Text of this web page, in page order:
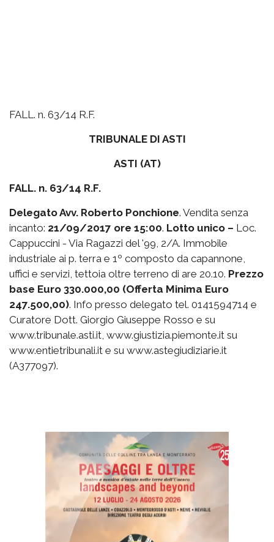
FALL. n. 63/14 R.F.
TRIBUNALE DI ASTI
ASTI (AT)
FALL. n. 63/14 R.F.
Delegato Avv. Roberto Ponchione. Vendita senza
incanto: 21/09/2017 ore 15:00. Lotto unico – Loc.
Cappuccini - Via Ragazzi del '99, 2/A. Immobile
industriale ai p. terra e 1º composto da capannone,
uffici e servizi, tettoia oltre terreno di are 20.10. Prezzo
base Euro 330.000,00 (Offerta Minima Euro
247.500,00). Info presso delegato tel. 0141594714 e
Curatore Dott. Giorgio Giuseppe Rosso e su
www.tribunale.asti.it, www.giustizia.piemonte.it su
www.entietribunali.it e su www.astegiudiziarie.it
(A377097).